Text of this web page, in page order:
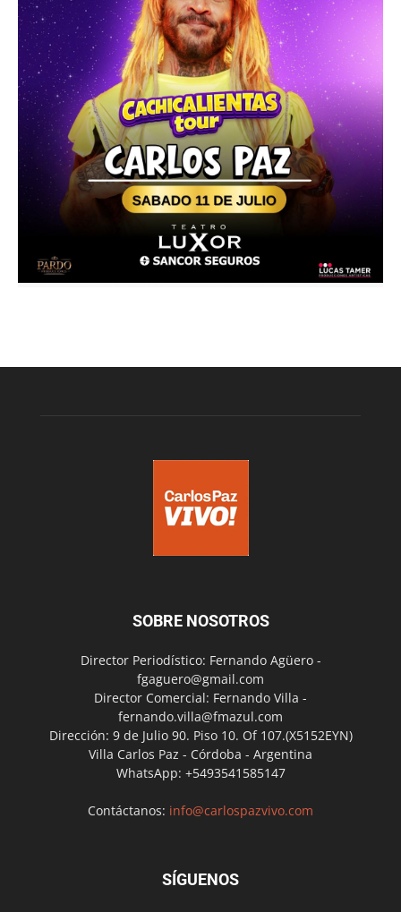
SOBRE NOSOTROS
Director Periodístico: Fernando Agüero -
fgaguero@gmail.com
Director Comercial: Fernando Villa -
fernando.villa@fmazul.com
Dirección: 9 de Julio 90. Piso 10. Of 107.(X5152EYN)
Villa Carlos Paz - Córdoba - Argentina
WhatsApp: +5493541585147
Contáctanos: info@carlospazvivo.com
SÍGUENOS